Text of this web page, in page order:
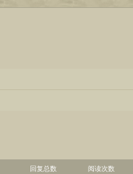
回复总数 阅读次数